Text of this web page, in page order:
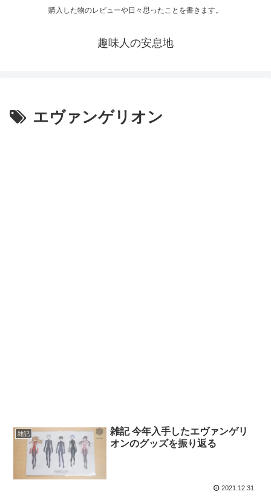
購入した物のレビューや日々思ったことを書きます。
趣味人の安息地
エヴァンゲリオン
雑記
雑記 今年入手したエヴァンゲリ
オンのグッズを振り返る
2021.12.31